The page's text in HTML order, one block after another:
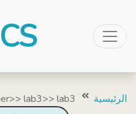
الرئيسية lab3>> lab3